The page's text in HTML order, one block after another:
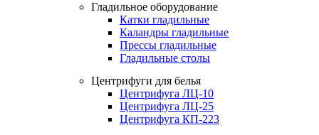
Гладильное оборудование
Катки гладильные
Каландры гладильные
Прессы гладильные
Гладильные столы
Центрифуги для белья
Центрифуга ЛЦ-10
Центрифуга ЛЦ-25
Центрифуга КП-223